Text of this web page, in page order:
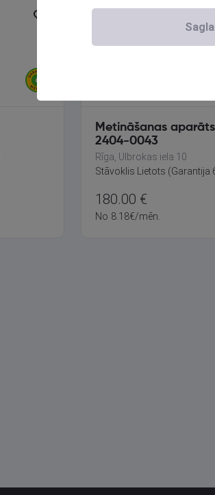
Metināšanas
2404-0043
Rīga, Ulbrokas iela 10
Stāvoklis Lietots (Garantija
180.00 €
No 8.18€/mēn.